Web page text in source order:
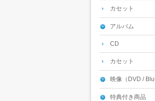
カセット
アルバム
CD
カセット
映像（DVD /
特典付き商品